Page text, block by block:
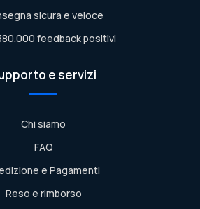
sicura e veloce
feedback positivi
e servizi
Chi siamo
FAQ
e Pagamenti
Reso e rimborso